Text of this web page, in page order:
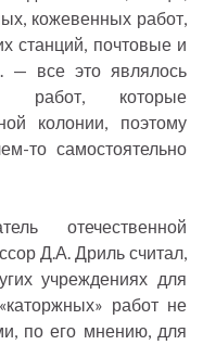
кожевенных работ,
станций, почтовые и
— все это являлось
работ, которые
колонии, поэтому
то самостоятельно
отечественной
Д.А. Дриль считал,
учреждениях для
работ не
по его мнению, для